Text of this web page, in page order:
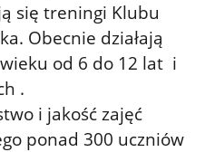
się treningi Klubu
Obecnie działają
od 6 do 12 lat i
.
i jakość zajęć
ponad 300 uczniów